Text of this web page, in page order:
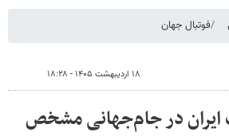
فوتبال جهان
۱۸ اردیبهشت ۱۴۰۵ - ۱۸:۲۸
در جام‌جهانی مشخص